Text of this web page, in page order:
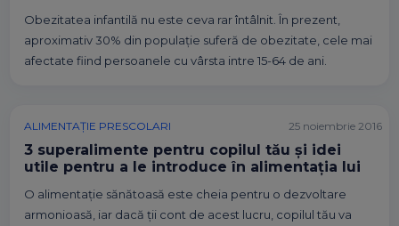
Obezitatea infantilă nu este ceva rar întâlnit. În prezent,
aproximativ 30% din populație suferă de obezitate, cele mai
afectate fiind persoanele cu vârsta intre 15-64 de ani.
ALIMENTAȚIE PRESCOLARI
3 superalimente pentru copilul tău și idei
utile pentru a le introduce în alimentația lui
O alimentație sănătoasă este cheia pentru o dezvoltare
armonioasă, iar dacă ții cont de acest lucru, copilul tău va
25 noiembrie 2016